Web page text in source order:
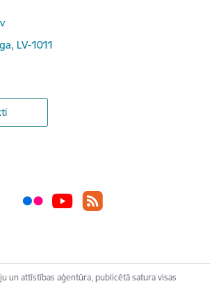
LV-1011
un attīstības aģentūra, publicētā satura visas